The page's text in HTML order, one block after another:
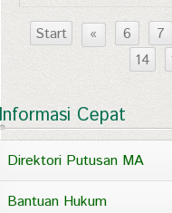
Start « 6 7
14
Cepat
Direktori Putusan MA
Bantuan Hukum